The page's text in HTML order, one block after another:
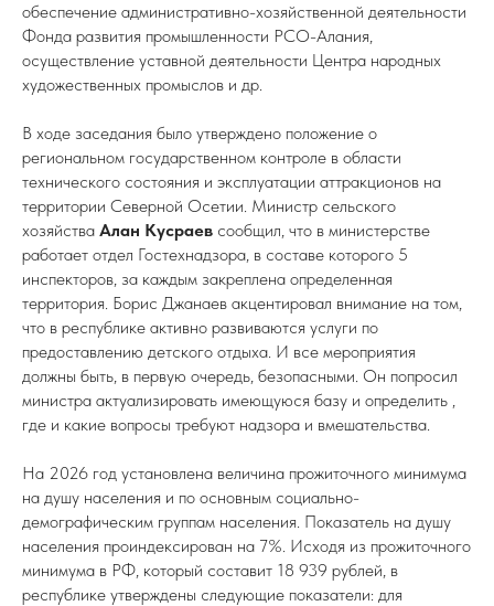
обеспечение административно-хозяйственной деятельности
Фонда развития промышленности РСО-Алания,
осуществление уставной деятельности Центра народных
художественных промыслов и др.
В ходе заседания было утверждено положение о
региональном государственном контроле в области
технического состояния и эксплуатации аттракционов на
территории Северной Осетии. Министр сельского
хозяйства Алан Кусраев сообщил, что в министерстве
работает отдел Гостехнадзора, в составе которого 5
инспекторов, за каждым закреплена определенная
территория. Борис Джанаев акцентировал внимание на том,
что в республике активно развиваются услуги по
предоставлению детского отдыха. И все мероприятия
должны быть, в первую очередь, безопасными. Он попросил
министра актуализировать имеющуюся базу и определить ,
где и какие вопросы требуют надзора и вмешательства.
На 2026 год установлена величина прожиточного минимума
на душу населения и по основным социально-
демографическим группам населения. Показатель на душу
населения проиндексирован на 7%. Исходя из прожиточного
минимума в РФ, который составит 18 939 рублей, в
республике утверждены следующие показатели: для